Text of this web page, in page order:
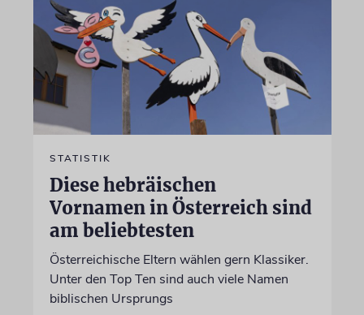
STATISTIK
Diese hebräischen
Vornamen in Österreich sind
am beliebtesten
Österreichische Eltern wählen gern Klassiker.
Unter den Top Ten sind auch viele Namen
biblischen Ursprungs